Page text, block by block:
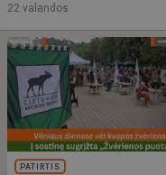
22 valandos
PATIRTIS